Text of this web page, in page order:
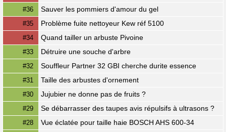
#36 Sauver les pommiers d'amour du gel
#35 Problème fuite nettoyeur Kew réf 5100
#34 Quand tailler un arbuste Pivoine
#33 Détruire une souche d'arbre
#32 Souffleur Partner 32 GBI cherche durite essence
#31 Taille des arbustes d'ornement
#30 Jujubier ne donne pas de fruits ?
#29 Se débarrasser des taupes avis répulsifs à ultrasons ?
#28 Vue éclatée pour taille haie BOSCH AHS 600-34